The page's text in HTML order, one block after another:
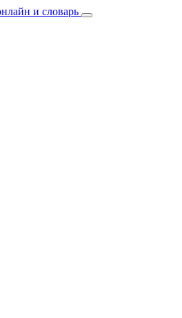
и словарь